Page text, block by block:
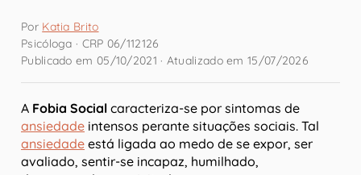
Por Katia Brito
Psicóloga · CRP 06/112126
Publicado em 05/10/2021 · Atualizado em 15/07/2026
A Fobia Social caracteriza-se por sintomas de
ansiedade intensos perante situações sociais. Tal
ansiedade está ligada ao medo de se expor, ser
avaliado, sentir-se incapaz, humilhado,